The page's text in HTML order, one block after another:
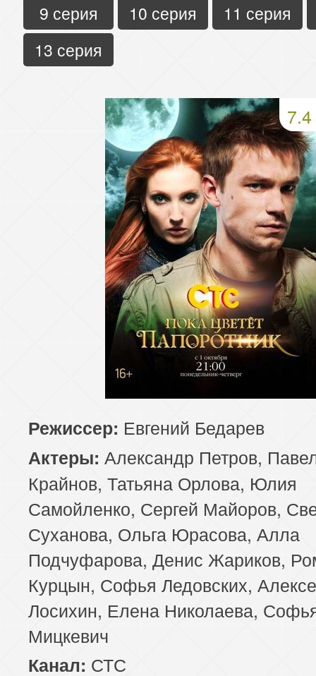
9 серия
10 серия
11 серия
13 серия
7.4
Режиссер: Евгений Бедарев
Актеры: Александр Петров,
Крайнов, Татьяна Орлова, Юлия
Самойленко, Сергей Майоров,
Суханова, Ольга Юрасова, Алла
Подчуфарова, Денис Жариков,
Курцын, Софья Ледовских,
Лосихин, Елена Николаева,
Мицкевич
Канал: СТС